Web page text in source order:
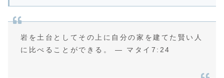
岩を土台としてその上に自分の家を建てた賢い人
に比べることができる。 ― マタイ7:24